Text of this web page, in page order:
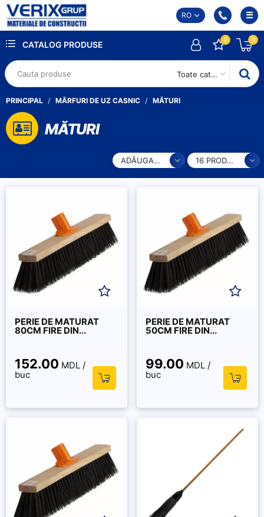
RO
CATALOG PRODUSE
Toate categoriile
0 0
PRINCIPAL MĂRFURI DE UZ CASNIC MĂTURI
MĂTURI
ADĂUGARE 16 PRODUSE
PERIE DE MATURAT
80CM FIRE DIN...
152.00 MDL /
buc
PERIE DE MATURAT
50CM FIRE DIN...
99.00 MDL /
buc